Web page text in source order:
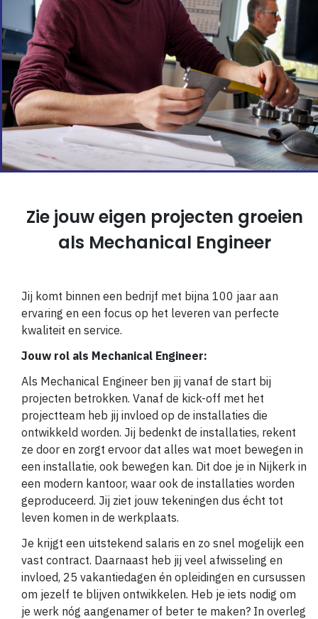
Zie jouw eigen projecten groeien
als Mechanical Engineer
Jij komt binnen een bedrijf met bijna 100 jaar aan
ervaring en een focus op het leveren van perfecte
kwaliteit en service.
Jouw rol als Mechanical Engineer:
Als Mechanical Engineer ben jij vanaf de start bij
projecten betrokken. Vanaf de kick-off met het
projectteam heb jij invloed op de installaties die
ontwikkeld worden. Jij bedenkt de installaties, rekent
ze door en zorgt ervoor dat alles wat moet bewegen in
een installatie, ook bewegen kan. Dit doe je in Nijkerk in
een modern kantoor, waar ook de installaties worden
geproduceerd. Jij ziet jouw tekeningen dus écht tot
leven komen in de werkplaats.
Je krijgt een uitstekend salaris en zo snel mogelijk een
vast contract. Daarnaast heb jij veel afwisseling en
invloed, 25 vakantiedagen én opleidingen en cursussen
om jezelf te blijven ontwikkelen. Heb je iets nodig om
je werk nóg aangenamer of beter te maken? In overleg